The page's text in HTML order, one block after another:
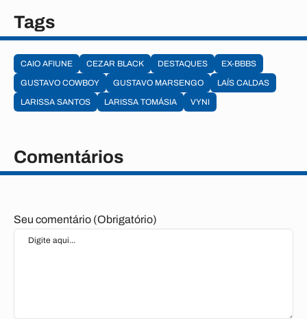
Tags
CAIO AFIUNE CEZAR BLACK DESTAQUES
EX-BBBS
GUSTAVO COWBOY
GUSTAVO MARSENGO
LAÍS CALDAS
LARISSA SANTOS
LARISSA TOMÁSIA VYNI
Comentários
Seu comentário (Obrigatório)